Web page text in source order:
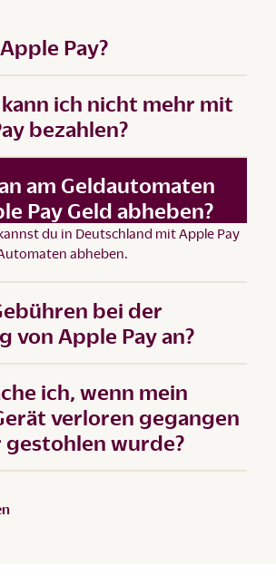
Pay?
ich nicht mehr mit
bezahlen?
am Geldautomaten
Pay Geld abheben?
du in Deutschland mit Apple Pay
abheben.
bei der
von Apple Pay an?
ich, wenn mein
verloren gegangen
gestohlen wurde?